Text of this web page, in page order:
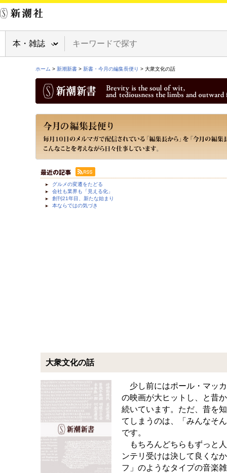
ホーム > 新潮新書 > 新書・今月の編集長便り > 大衆文化の話
グルメの変遷をたどる
会社も業界も「見える化」
創刊21年目、新たな始まり
本ならではの気づき
大衆文化の話
少し前にはポール・マッ
の映画が大ヒットし、と昔
続いています。ただ、昔を
てしまうのは、「みんなそ
です。
もちろんどちらもずっと
ンテリ受けは決して良くな
フ」のようなタイプの音楽